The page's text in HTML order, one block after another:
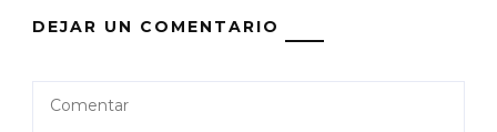
DEJAR UN COMENTARIO